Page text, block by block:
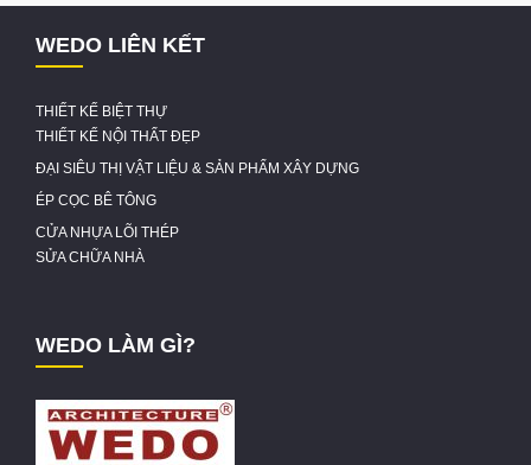
WEDO LIÊN KẾT
THIẾT KẾ BIỆT THỰ
THIẾT KẾ NỘI THẤT ĐẸP
ĐẠI SIÊU THỊ VẬT LIỆU & SẢN PHẨM XÂY DỰNG
ÉP CỌC BÊ TÔNG
CỬA NHỰA LÕI THÉP
SỬA CHỮA NHÀ
WEDO LÀM GÌ?